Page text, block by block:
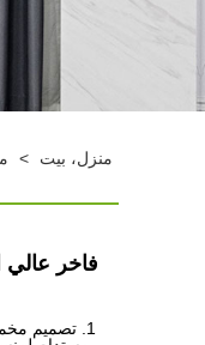
منزل، بيت >
فاخر عالي